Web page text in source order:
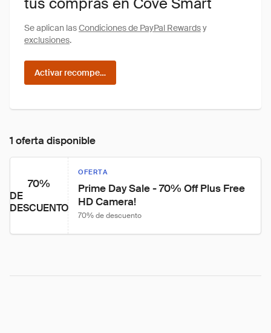
Se aplican lasCondiciones de PayPal Rewardsy
exclusiones.
Activar recompensas
1 oferta disponible
70%
DE
DESCUENTO
OFERTA
Prime Day Sale - 70% Off Plus Free
HD Camera!
70% de descuento